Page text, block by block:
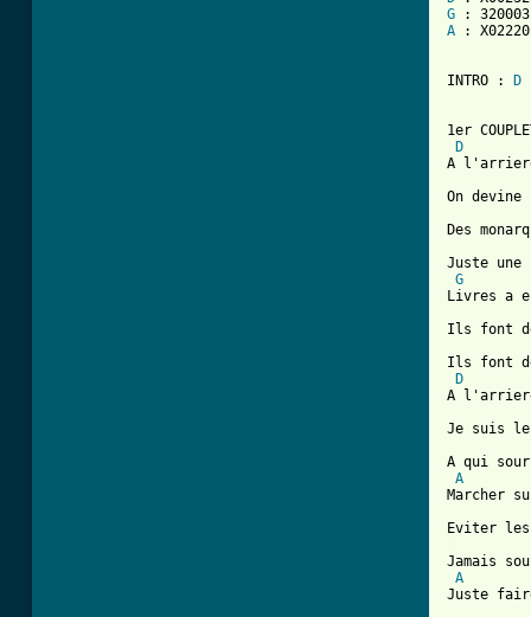
G
A : X02220
INTRO : D
1er
D
A
On devine
Des
Juste une
G
Livres a
Ils font
Ils font
D
A l'arriere
Je suis
A qui
A
Marcher
Jamais
A
Juste